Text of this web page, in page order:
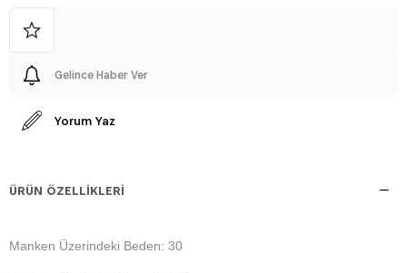
Gelince Haber Ver
Yorum Yaz
ÜRÜN ÖZELLIKLERI
Manken Üzerindeki Beden: 30